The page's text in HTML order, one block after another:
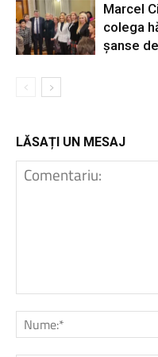
Marcel
colega
șanse
LĂSAȚI UN MESAJ